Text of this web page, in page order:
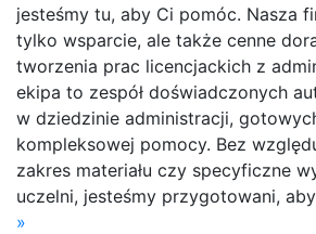
jesteśmy tu, aby Ci pomóc. Nasza
tylko wsparcie, ale także cenne
tworzenia prac licencjackich z
ekipa to zespół doświadczonych
w dziedzinie administracji,
kompleksowej pomocy. Bez
zakres materiału czy specyficzne
uczelni, jesteśmy przygotowani,
»